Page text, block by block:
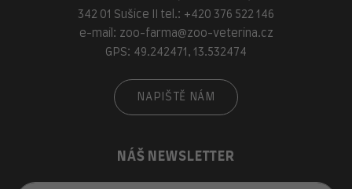
342 01 Sušice II tel.: +420 376 522 146
e-mail: zoo-farma@zoo-veterina.cz
GPS: 49.242471, 13.532474
NAPIŠTĚ NÁM
NÁŠ NEWSLETTER